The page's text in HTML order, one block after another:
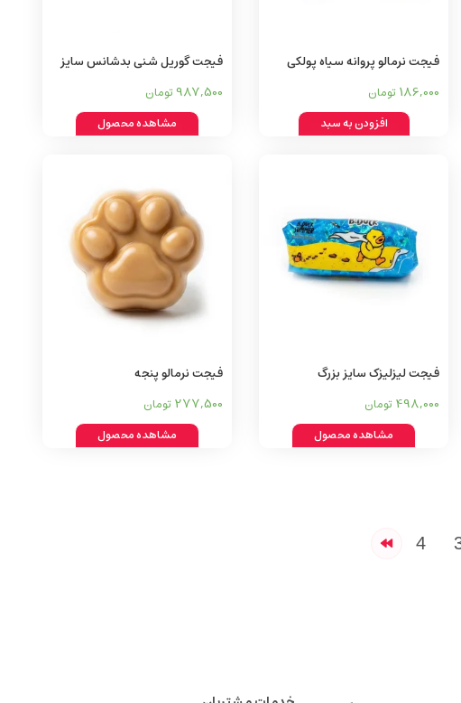
فیجت نرمالو پروانه سیاه پولکی
186,000تومان
افزودن به سبد
فیجت گوریل شنی بدشانس سایز
بزرگ Unlucky sand gorilla fidget
987,500تومان
مشاهده محصول
فیجت لیزلیزک سایز بزرگ
498,000تومان
مشاهده محصول
فیجت نرمالو پنجه
277,500تومان
مشاهده محصول
4